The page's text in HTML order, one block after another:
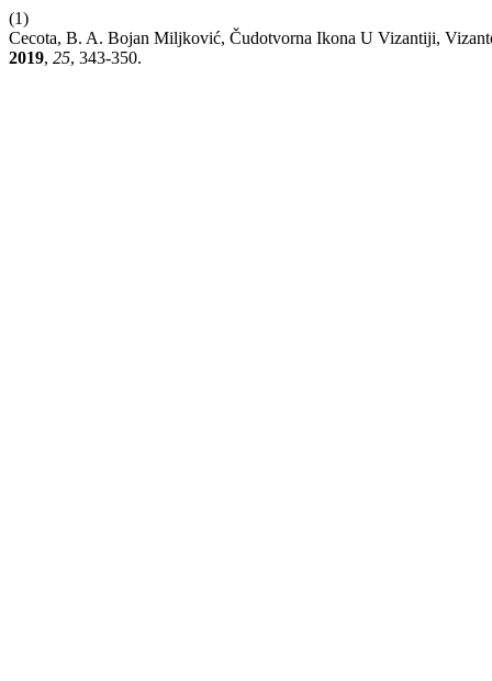
(1)
Cecota, B. A. Bojan Miljković, Čudotvorna Ikona U Vizantiji,
2019, 25, 343-350.